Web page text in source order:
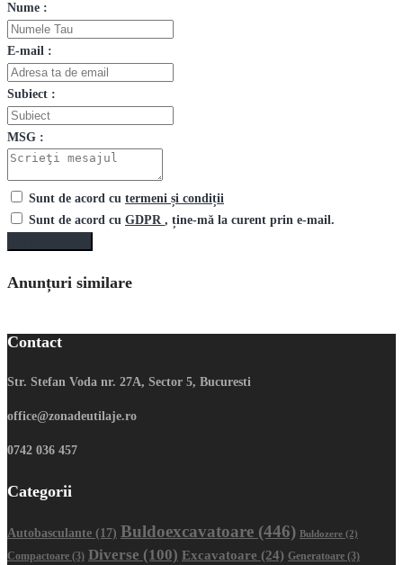
Nume :
E-mail :
Subiect :
MSG :
Sunt de acord cu termeni și condiții
Sunt de acord cu GDPR , ține-mă la curent prin e-mail.
Anunțuri similare
Contact
Str. Stefan Voda nr. 27A, Sector 5, Bucuresti
office@zonadeutilaje.ro
0742 036 457
Categorii
Autobasculante (17) Buldoexcavatoare (446) Buldozere (2)
Compactoare (3) Diverse (100) Excavatoare (24) Generatoare (3)